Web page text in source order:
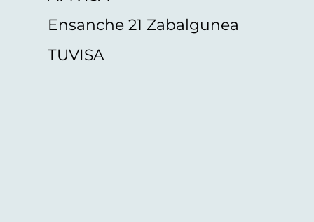
Ensanche 21 Zabalgunea
TUVISA